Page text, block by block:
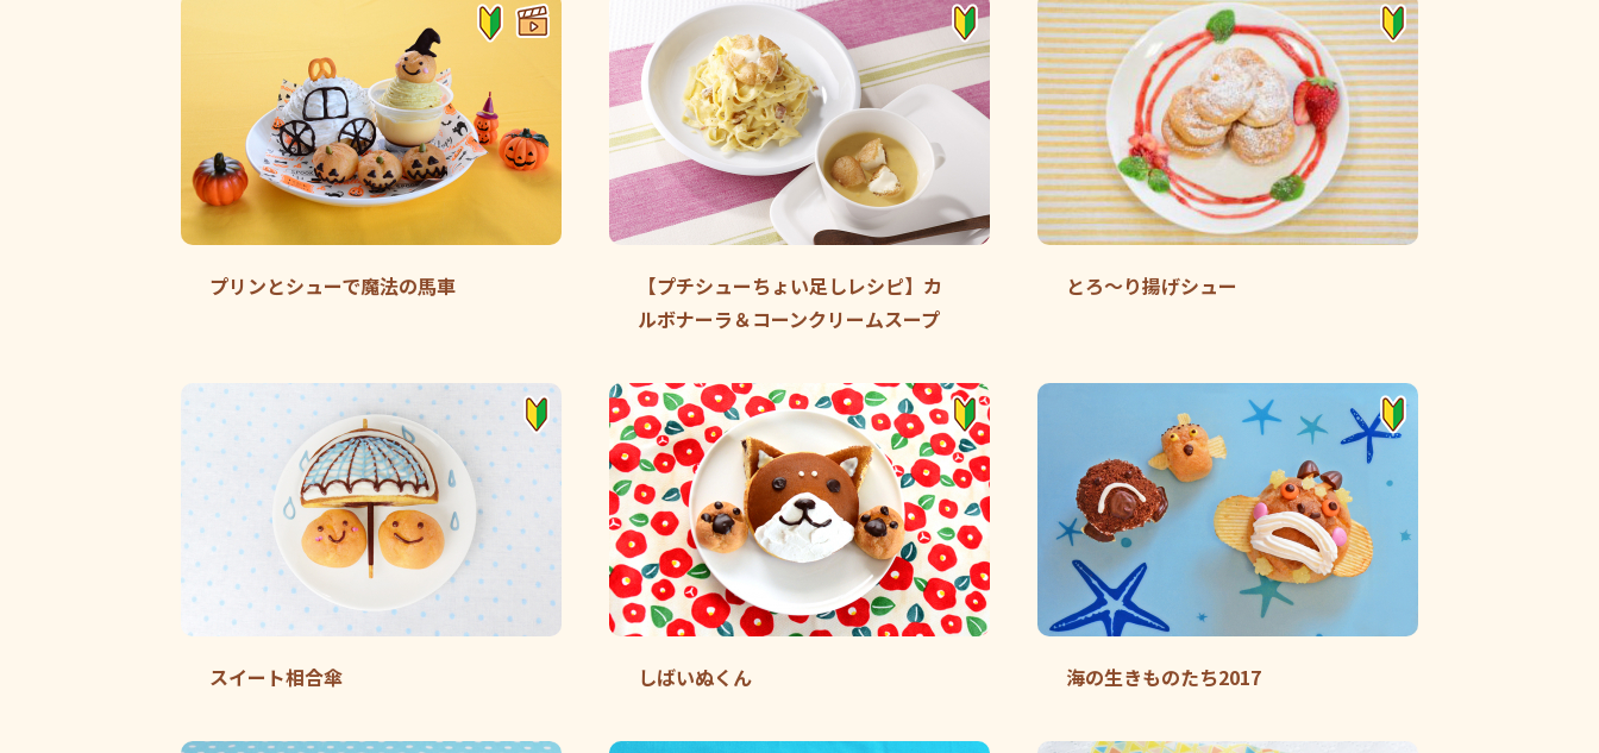
プリンとシューで魔法の馬車
【プチシューちょい足しレシピ】カ
ルボナーラ＆コーンクリームスープ
とろ～り揚げシュー
スイート相合傘 しばいぬくん 海の生きものたち2017